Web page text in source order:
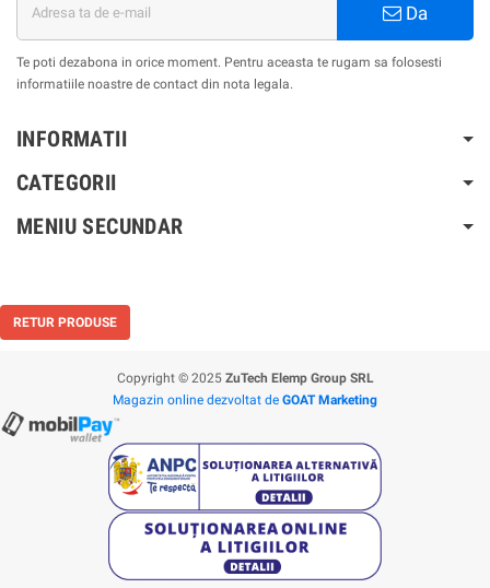
Da
Te poti dezabona in orice moment. Pentru aceasta te rugam sa folosesti
informatiile noastre de contact din nota legala.
INFORMATII
CATEGORII
MENIU SECUNDAR
RETUR PRODUSE
Copyright © 2025 ZuTech Elemp Group SRL
Magazin online dezvoltat de GOAT Marketing